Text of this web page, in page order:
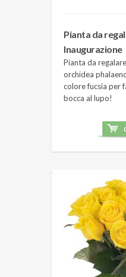
Pianta da
Inaugurazione
Pianta da
orchidea
colore fucsia per
bocca al lupo!